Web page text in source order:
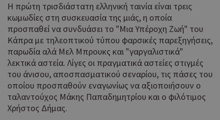
Η πρώτη τρισδιάστατη ελληνική ταινία είναι τρεις
κωμωδίες στη συσκευασία της μιάς, η οποία
προσπαθεί να συνδυάσει το "Μια Υπέροχη Ζωή" του
Κάπρα με τηλεοπτικού τύπου φαρσικές παρεξηγήσεις,
παρωδία αλά Μελ Μπρουκς και "γαργαλιστικά"
λεκτικά αστεία. Λίγες οι πραγματικά αστείες στιγμές
του άνισου, αποσπασματικού σεναρίου, τις πάσες του
οποίου προσπαθούν εναγωνίως να αξιοποιήσουν ο
ταλαντούχος Μάκης Παπαδημητρίου και ο φιλότιμος
Χρήστος Δήμας.